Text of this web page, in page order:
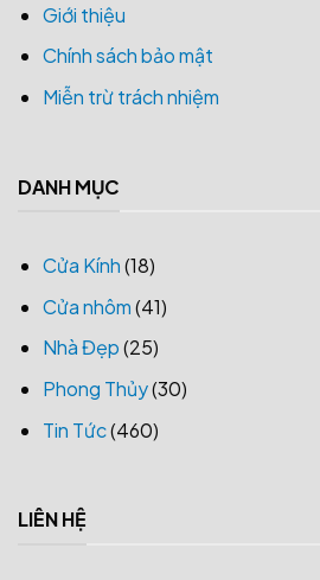
Giới thiệu
Chính sách bảo mật
Miễn trừ trách nhiệm
DANH MỤC
Cửa Kính(18)
Cửa nhôm(41)
Nhà Đẹp(25)
Phong Thủy(30)
Tin Tức(460)
LIÊN HỆ